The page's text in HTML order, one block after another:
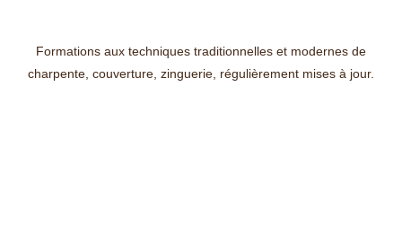
Formations aux techniques traditionnelles et modernes de
charpente, couverture, zinguerie, régulièrement mises à jour.